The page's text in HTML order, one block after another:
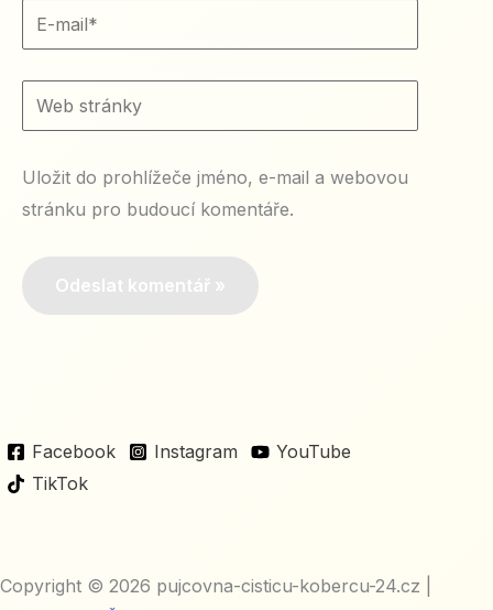
E-
mail*
Web
stránky
Uložit do prohlížeče jméno, e-mail a webovou
stránku pro budoucí komentáře.
Facebook Instagram
YouTube
TikTok
Copyright © 2026 pujcovna-cisticu-kobercu-24.cz |